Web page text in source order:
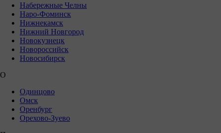
Набережные Челны
Наро-Фоминск
Нижнекамск
Нижний Новгород
Новокузнецк
Новороссийск
Новосибирск
О
Одинцово
Омск
Оренбург
Орехово-Зуево